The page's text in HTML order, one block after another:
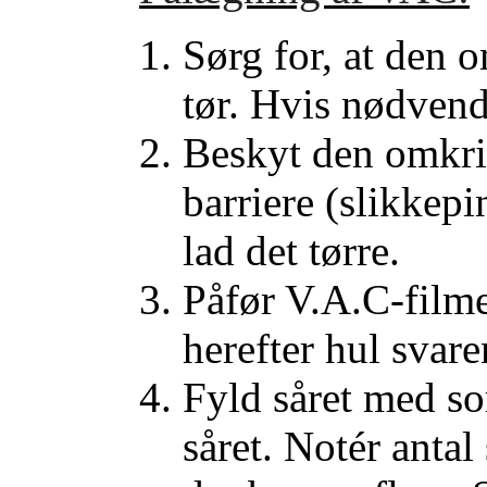
Sørg for, at den
tør. Hvis
Beskyt den
barriere
lad det tørre.
Påfør V.A.C-
herefter hul
Fyld såret med
såret. Notér